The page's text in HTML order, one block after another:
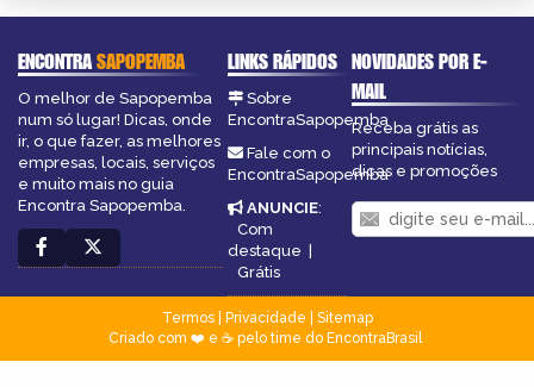
ENCONTRASAPOPEMBA
O melhor de Sapopemba
num só lugar! Dicas, onde
ir, o que fazer, as melhores
empresas, locais, serviços
e muito mais no guia
Encontra Sapopemba.
LINKS RÁPIDOS
Sobre
EncontraSapopemba
Fale com o
EncontraSapopemba
ANUNCIE:
Com
destaque |
Grátis
NOVIDADES POR E-
MAIL
Receba grátis as
principais notícias,
dicas e promoções
Termos| Privacidade
Sitemap
Criado com ❤️ e ☕ pelo time do EncontraBrasil